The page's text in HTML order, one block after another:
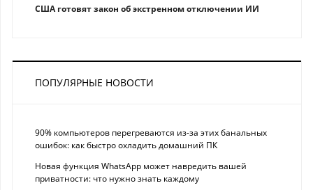
США готовят закон об экстренном отключении ИИ
ПОПУЛЯРНЫЕ НОВОСТИ
90% компьютеров перегреваются из-за этих банальных
ошибок: как быстро охладить домашний ПК
Новая функция WhatsApp может навредить вашей
приватности: что нужно знать каждому